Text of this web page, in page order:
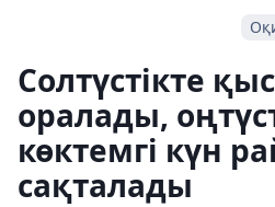
Солтүстікте
оралады,
көктемгі күн
сақталады